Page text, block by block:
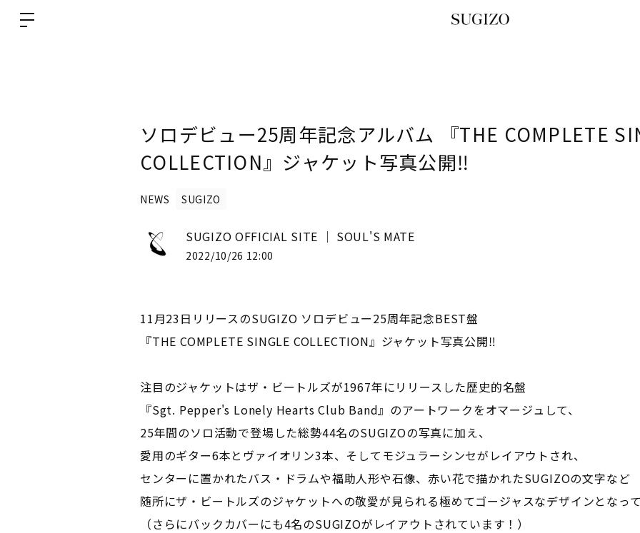
ソロデビュー25周年記念アルバム 『THE COMPLETE
COLLECTION』ジャケット写真公開‼
NEWS SUGIZO
SUGIZO OFFICIAL SITE │ SOUL'S MATE
2022/10/26 12:00
11月23日リリースのSUGIZO ソロデビュー25周年記念BEST盤
『THE COMPLETE SINGLE COLLECTION』ジャケット写真公開‼
注目のジャケットはザ・ビートルズが1967年にリリースした歴史的名盤
『Sgt. Pepper's Lonely Hearts Club Band』のアートワークをオマージュして、
25年間のソロ活動で登場した総勢44名のSUGIZOの写真に加え、
愛用のギター6本とヴァイオリン3本、そしてモジュラーシンセがレイアウトされ、
センターに置かれたバス・ドラムや福助人形や石像、赤い花で描かれたSUGIZOの文字など
随所にザ・ビートルズのジャケットへの敬愛が見られる極めてゴージャスなデザインとなっ
（さらにバックカバーにも4名のSUGIZOがレイアウトされています！）